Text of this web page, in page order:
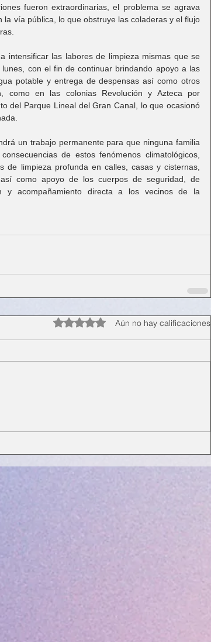
fueron extraordinarias, el problema se agrava
vía pública, lo que obstruye las coladeras y el flujo
intensificar las labores de limpieza mismas que se
con el fin de continuar brindando apoyo a las
potable y entrega de despensas así como otros
como en las colonias Revolución y Azteca por
del Parque Lineal del Gran Canal, lo que ocasionó
un trabajo permanente para que ninguna familia
de estos fenómenos climatológicos,
de limpieza profunda en calles, casas y cisternas,
como apoyo de los cuerpos de seguridad, de
y acompañamiento directa a los vecinos de la
Obtuvo 0 de 5 estrellas.Aún no hay calificaciones